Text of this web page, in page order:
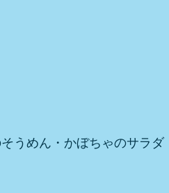
うめん・かぼちゃのサラダ